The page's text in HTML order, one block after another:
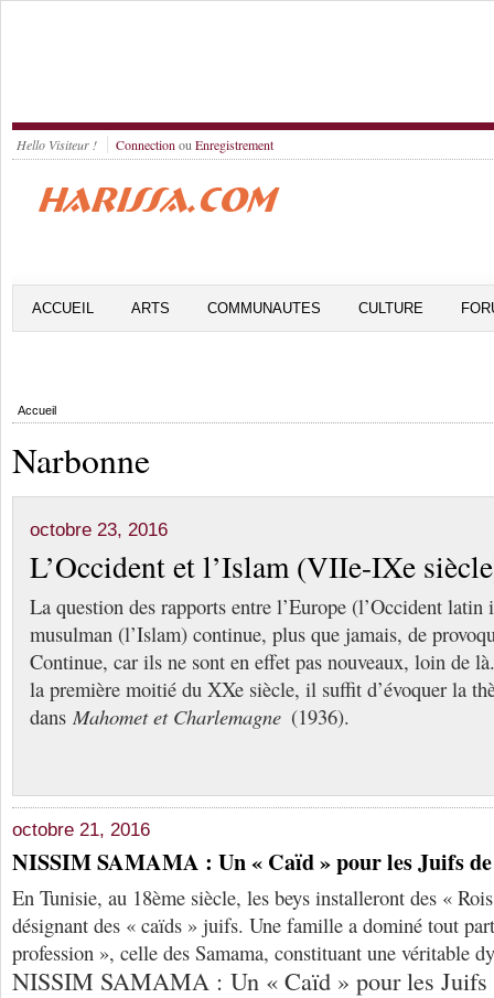
Hello Visiteur ! Connection ou Enregistrement
ACCUEIL ARTS COMMUNAUTES CULTURE
Accueil
Narbonne
octobre 23, 2016
L’Occident et l’Islam (VIIe-IXe
La question des rapports entre l’Europe (l’Occident
musulman (l’Islam) continue, plus que jamais, de
Continue, car ils ne sont en effet pas nouveaux, loin de
la première moitié du XXe siècle, il suffit d’évoquer la
dans Mahomet et Charlemagne (1936).
octobre 21, 2016
NISSIM SAMAMA : Un « Caïd » pour les Juifs
En Tunisie, au 18ème siècle, les beys installeront des «
désignant des « caïds » juifs. Une famille a dominé tout
profession », celle des Samama, constituant une véritable
NISSIM SAMAMA : Un « Caïd » pour les Juifs